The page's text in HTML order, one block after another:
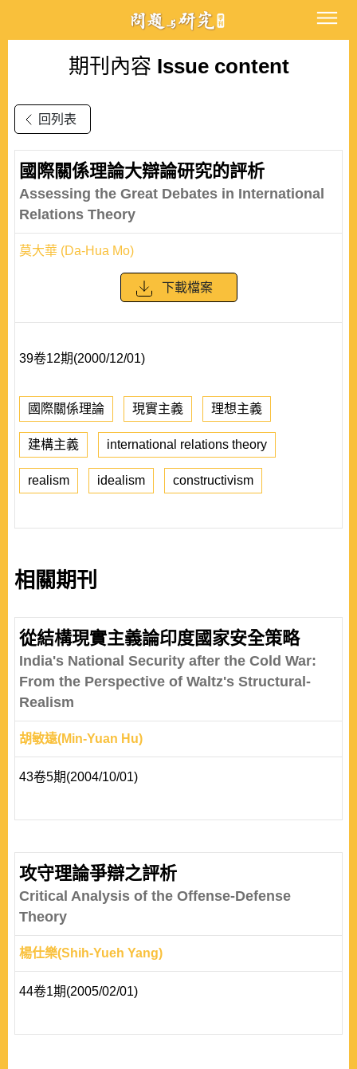
期刊內容 Issue content
回列表
國際關係理論大辯論研究的評析
Assessing the Great Debates in International
Relations Theory
莫大華 (Da-Hua Mo)
下載檔案
39卷12期(2000/12/01)
國際關係理論 現實主義 理想主義
建構主義 international relations theory
realism idealism constructivism
相關期刊
從結構現實主義論印度國家安全策略
India's National Security after the Cold War:
From the Perspective of Waltz's Structural-
Realism
胡敏遠(Min-Yuan Hu)
43卷5期(2004/10/01)
攻守理論爭辯之評析
Critical Analysis of the Offense-Defense
Theory
楊仕樂(Shih-Yueh Yang)
44卷1期(2005/02/01)